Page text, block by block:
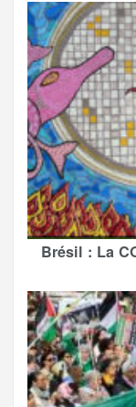
Brésil : La